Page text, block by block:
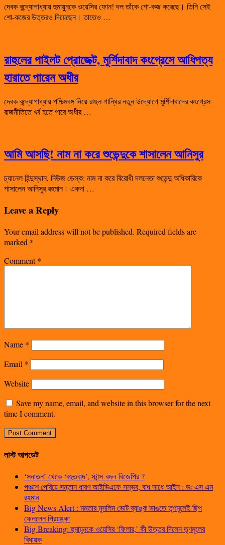
দেবক বন্দ্যোপাধ্যায় হুমায়ুনকে ওয়েসির ফোন! দল তাঁকে শো-কজ করেছে। তিনি সেই
শো-কজের উত্তরও দিয়েছেন। তাতেও …
রাহুলের পাইলট প্রোজেক্ট, মুর্শিদাবাদ কংগ্রেসে আধিপত্য
হারাতে পারেন অধীর
দেবক বন্দ্যোপাধ্যায় পশ্চিমবঙ্গ নিয়ে রাহুল গান্ধির নতুন উদ্যোগে মুর্শিদাবাদের কংগ্রেস
রাজনীতিতে খর্ব হতে পারে অধীর …
আমি আসছি! নাম না করে শুভেন্দুকে শাসালেন আনিসুর
চ্যানেল হিন্দুস্থান, নিউজ ডেস্ক: নাম না করে বিরোধী দলনেতা শুভেন্দু অধিকারিকে
শাসালেন আনিসুর রহমান। একদা …
Leave a Reply
Your email address will not be published. Required fields are
marked *
Comment*
Name *
Email *
Website
Save my name, email, and website in this browser for the next
time I comment.
লাস্ট আপডেট
‘সনাতন’ থেকে ‘বহুতবাদ’, স্টান্স বদল বিজেপির ?
পঞ্চাশ পেরিয়ে সন্তান ধারণ আইভিএফে সম্ভব, বাধ সাধে আইন : ডঃ এস এম
রহমান
Big News Alert : মমতার মুসলিম ভোট ব্যাঙ্ক ভাঙতে তৃণমূলেই ছিপ
ফেললেন প্রিয়ঙ্কা
Big Breaking: হুমায়ুনকে ওয়েসির ‘ফিলার,’ কী উত্তর দিলেন তৃণমূলের
বিধায়ক